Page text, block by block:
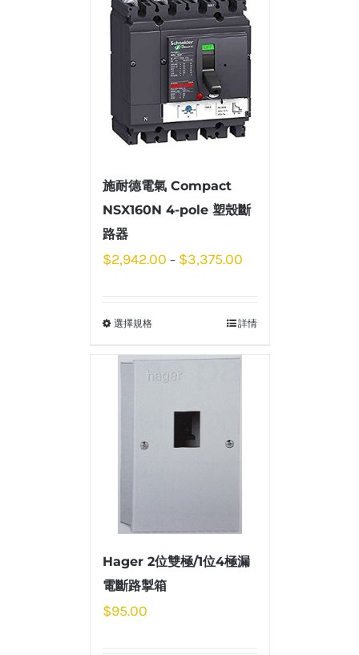
施耐德電氣 Compact
NSX160N 4-pole 塑殼斷
路器
$2,942.00 – $3,375.00
選擇規格 詳情
Hager 2位雙極/1位4極漏
電斷路掣箱
$95.00